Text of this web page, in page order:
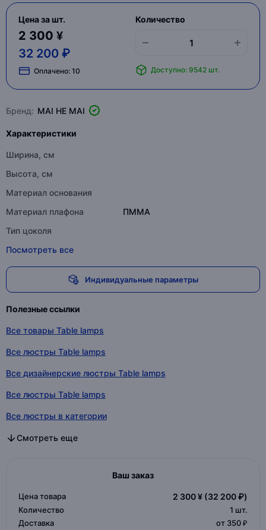
Цена за шт.
2 300 ¥
32 200 ₽
Оплачено: 10
Количество
Доступно: 9542 шт.
Бренд: MAI HE MAI
Характеристики
Ширина, см
Высота, см
Материал основания
Материал плафона
ПММА
Тип цоколя
Посмотреть все
Индивидуальные параметры
Полезные ссылки
Все товары Table lamps
Все люстры Table lamps
Все дизайнерские люстры Table lamps
Все люстры Table lamps
Все люстры в категории
Все дизайнерские люстры в категории
Все люстры в категории
Смотреть еще
Ваш заказ
Цена товара 2 300 ¥ (32 200 ₽)
Количество 1 шт.
Доставка
от 350 ₽